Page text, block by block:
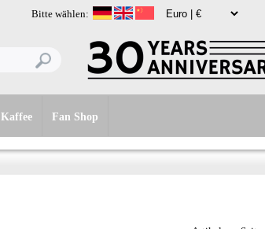
Bitte wählen:
Kaffee Fan Shop